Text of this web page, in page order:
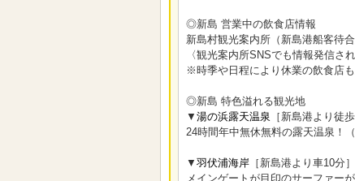
◎新島 営業中の飲食店情報
新島村観光案内所（新島港船客待
〈観光案内所SNSでも情報発信さ
※時季や日程により休業の飲食店
◎新島 特色溢れる観光地
▼ 湯の浜露天温泉 ［新島港より徒歩
24時間年中無休無料の露天温泉！
▼ 羽伏浦海岸 ［新島港より車10分］
メインゲートが目印のサーファー